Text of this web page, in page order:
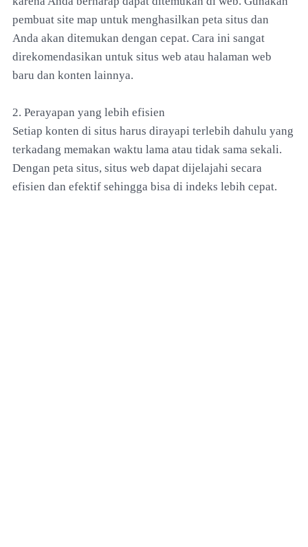
pembuat site map untuk menghasilkan peta situs dan
Anda akan ditemukan dengan cepat. Cara ini sangat
direkomendasikan untuk situs web atau halaman web
baru dan konten lainnya.
2. Perayapan yang lebih efisien
Setiap konten di situs harus dirayapi terlebih dahulu yang
terkadang memakan waktu lama atau tidak sama sekali.
Dengan peta situs, situs web dapat dijelajahi secara
efisien dan efektif sehingga bisa di indeks lebih cepat.